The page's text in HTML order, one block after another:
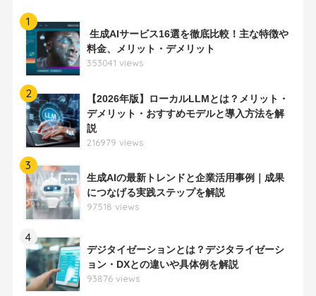
1
生成AIサービス16選を徹底比較！主な特徴や
料金、メリット・デメリット
353041 views
2
【2026年版】ローカルLLMとは？メリット・
デメリット・おすすめモデルと導入方法を解
説
216979 views
3
生成AIの最新トレンドと企業活用事例｜成果
につなげる実践ステップを解説
97518 views
4
デジタイゼーションとは？デジタライゼーシ
ョン・DXとの違いや具体例を解説
93876 views